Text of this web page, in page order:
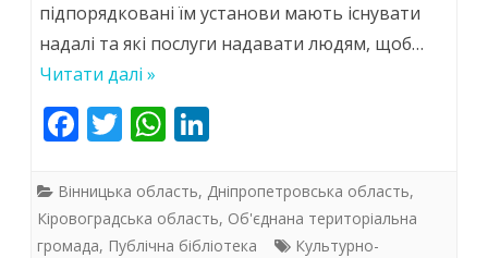
в
підпорядковані їм установи мають існувати
надалі та які послуги надавати людям, щоб…
Читати далі »
F
e
b
T
itt
er
W
at
s
k
e
Вінницька область, Дніпропетровська область,
Кіровоградська область, Об'єднана територіальна
громада, Публічна бібліотека
Культурно-